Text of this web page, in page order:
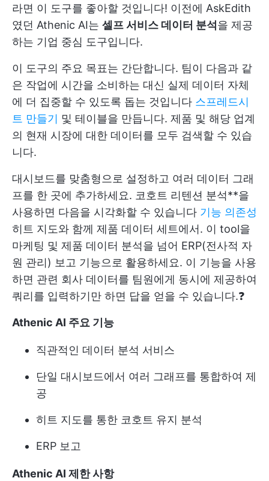
라면 이 도구를 좋아할 것입니다! 이전에 AskEdith
였던 Athenic AI는 셀프 서비스 데이터 분석 을 제공
하는 기업 중심 도구입니다.
이 도구의 주요 목표는 간단합니다. 팀이 다음과 같
은 작업에 시간을 소비하는 대신 실제 데이터 자체
에 더 집중할 수 있도록 돕는 것입니다 스프레드시
트 만들기 및 테이블을 만듭니다. 제품 및 해당 업계
의 현재 시장에 대한 데이터를 모두 검색할 수 있습
니다.
대시보드를 맞춤형으로 설정하고 여러 데이터 그래
프를 한 곳에 추가하세요. 코호트 리텐션 분석**을
사용하면 다음을 시각화할 수 있습니다 기능 의존성
히트 지도와 함께 제품 데이터 세트에서. 이 tool을
마케팅 및 제품 데이터 분석을 넘어 ERP(전사적 자
원 관리) 보고 기능으로 활용하세요. 이 기능을 사용
하면 관련 회사 데이터를 팀원에게 동시에 제공하여
쿼리를 입력하기만 하면 답을 얻을 수 있습니다.❓
Athenic AI 주요 기능
직관적인 데이터 분석 서비스
단일 대시보드에서 여러 그래프를 통합하여 제
공
히트 지도를 통한 코호트 유지 분석
ERP 보고
Athenic AI 제한 사항